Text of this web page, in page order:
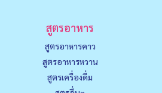
สูตรอาหาร
สูตรอาหารคาว
สูตรอาหารหวาน
สูตรเครื่องดื่ม